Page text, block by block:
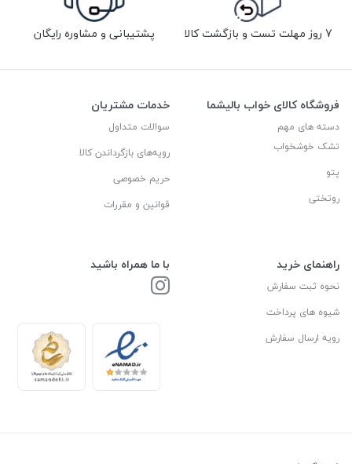
7 روز مهلت تست و بازگشت کالا پشتیبانی و مشاوره رایگان
فروشگاه کالای خواب بالیشما
دسته های مهم
تشک خوشخواب
پتو
روتختی
خدمات مشتریان
سوالات متداول
رویه‌های بازگرداندن کالا
حریم خصوصی
قوانین و مقررات
راهنمای خرید
نحوه ثبت سفارش
شیوه های پرداخت
رویه ارسال سفارش
با ما همراه باشید